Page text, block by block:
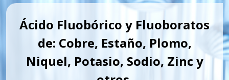
Ácido Fluobórico y Fluoboratos
de: Cobre, Estaño, Plomo,
Niquel, Potasio, Sodio, Zinc y